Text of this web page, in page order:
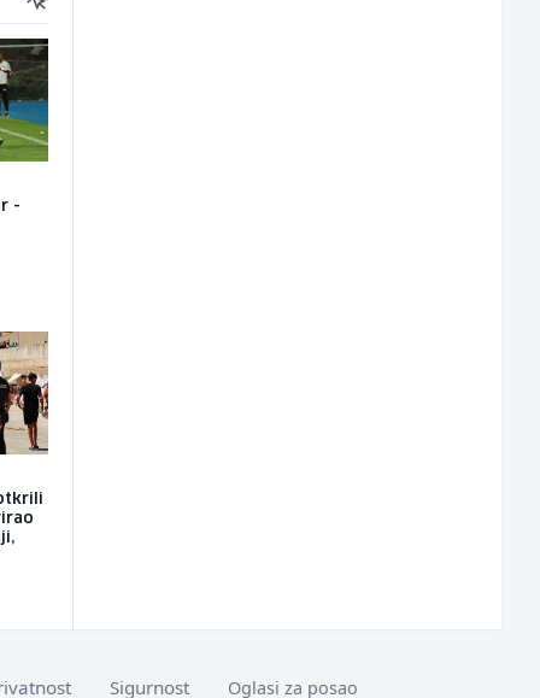
-
Sigurnost Oglasi za posao